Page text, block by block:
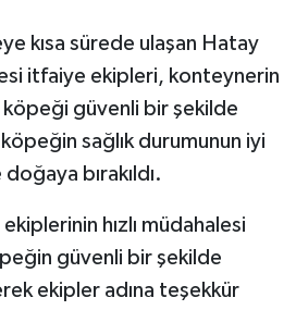
kısa sürede ulaşan Hatay
itfaiye ekipleri, konteynerin
köpeği güvenli bir şekilde
sağlık durumunun iyi
bırakıldı.
hızlı müdahalesi
güvenli bir şekilde
ekipler adına teşekkür